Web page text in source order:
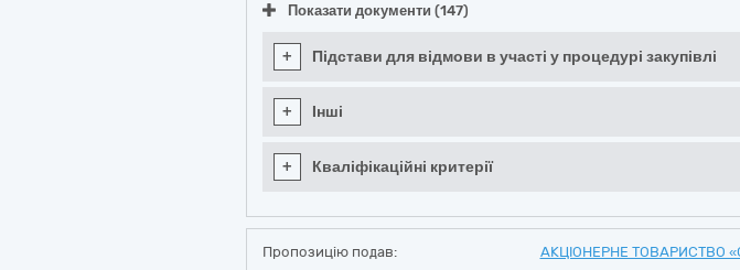
Показати документи (147)
+ Підстави для відмови в участі у процедурі закупівлі
+ Інші
+ Кваліфікаційні критерії
Пропозицію подав: АКЦІОНЕРНЕ ТОВАРИСТВО